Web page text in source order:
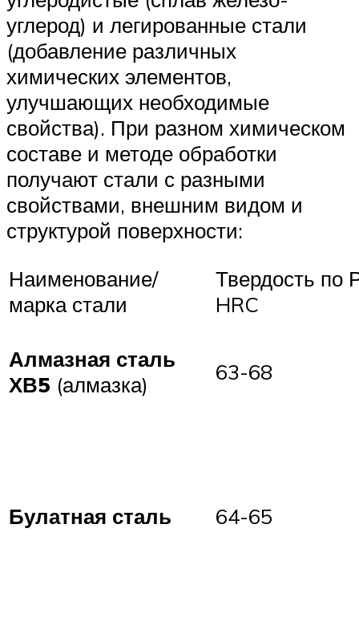
углерод) и легированные стали
(добавление различных
химических элементов,
улучшающих необходимые
свойства). При разном химическом
составе и методе обработки
получают стали с разными
свойствами, внешним видом и
структурой поверхности:
Наименование/
марка стали
Твердость по
HRC
Алмазная сталь
ХВ5 (алмазка) 63-68
Булатная сталь 64-65